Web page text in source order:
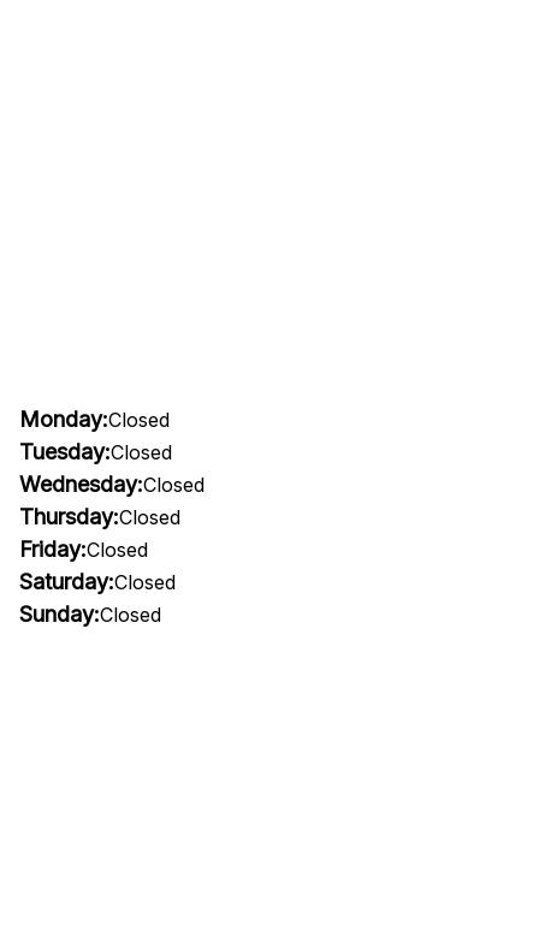
Monday:Closed
Tuesday:Closed
Wednesday:Closed
Thursday:Closed
Friday:Closed
Saturday:Closed
Sunday:Closed